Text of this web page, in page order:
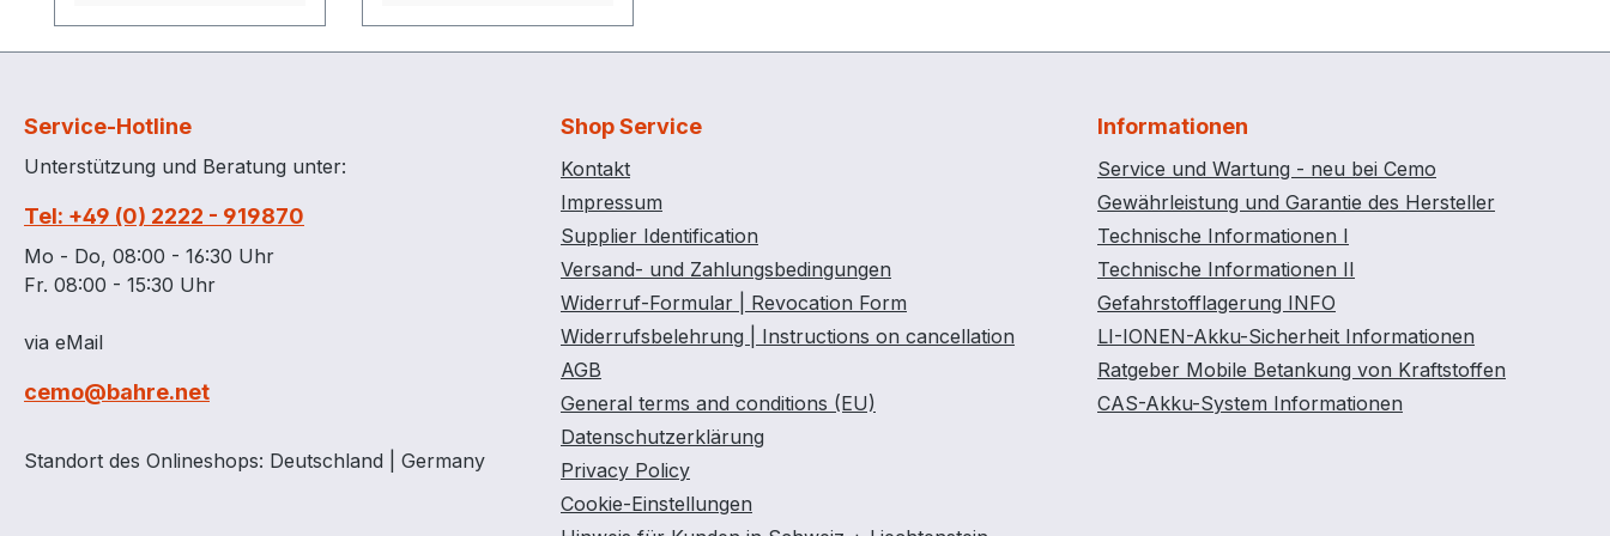
Universell einsetzbar,
z.B. Altöl, Laugen und
Niedrige Bauhöhe, da
keine Bodenabstände
Stahl-Auffangwannen)
Minimale Kontrollpflicht,
keine Zusatzkontrollen
Stahl-Auffangwannen)
Verbundsystem (4er-
stirnseitig) möglich –
Leistungs-Verhältnis
Universell einsetzbar,
korrosionsbeständig
Beständigkeit und gutes
Brandverhalten Niedrige
erforderlich sind (vgl.
Stahl-Auffangwannen)
Minimale Kontrollpflicht,
keine Zusatzkontrollen
des Wannenbodens (vgl.
Stahl-Auffangwannen)
Verbundsystem möglich
Service-Hotline
Unterstützung und Beratung unter:
Tel: +49 (0) 2222 - 919870
Mo - Do, 08:00 - 16:30 Uhr
Fr. 08:00 - 15:30 Uhr
via eMail
cemo@bahre.net
Standort des Onlineshops: Deutschland | Germany
Shop Service
Kontakt
Impressum
Supplier Identification
Versand- und Zahlungsbedingungen
Widerruf-Formular | Revocation Form
Widerrufsbelehrung | Instructions on cancellation
AGB
General terms and conditions (EU)
Datenschutzerklärung
Privacy Policy
Cookie-Einstellungen
Informationen
Service und Wartung - neu bei Cemo
Gewährleistung und Garantie des Hersteller
Technische Informationen I
Technische Informationen II
Gefahrstofflagerung INFO
LI-IONEN-Akku-Sicherheit Informationen
Ratgeber Mobile Betankung von Kraftstoffen
CAS-Akku-System Informationen